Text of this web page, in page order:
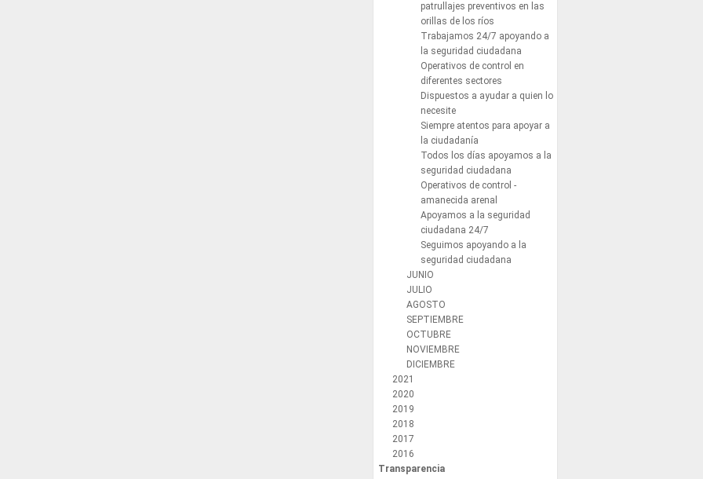
patrullajes preventivos en las
orillas de los ríos
Trabajamos 24/7 apoyando a
la seguridad ciudadana
Operativos de control en
diferentes sectores
Dispuestos a ayudar a quien lo
necesite
Siempre atentos para apoyar a
la ciudadanía
Todos los días apoyamos a la
seguridad ciudadana
Operativos de control -
amanecida arenal
Apoyamos a la seguridad
ciudadana 24/7
Seguimos apoyando a la
seguridad ciudadana
JUNIO
JULIO
AGOSTO
SEPTIEMBRE
OCTUBRE
NOVIEMBRE
DICIEMBRE
2021
2020
2019
2018
2017
2016
Transparencia